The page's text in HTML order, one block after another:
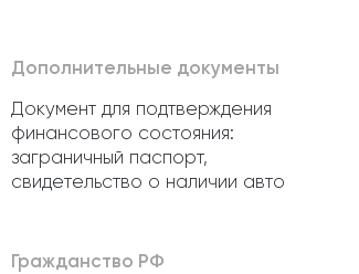
Дополнительные документы
Документ для подтверждения
финансового состояния:
заграничный паспорт,
свидетельство о наличии авто
Гражданство РФ